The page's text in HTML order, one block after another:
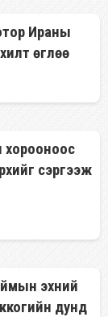
Ираны
өглөө
сэргээж
эхний
дунд